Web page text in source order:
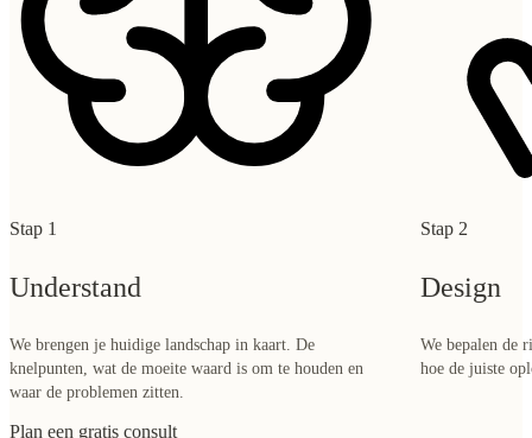
Stap 1
Understand
We brengen je huidige landschap in kaart. De
knelpunten, wat de moeite waard is om te houden en
waar de problemen zitten.
Stap 2
Design
We bepalen de
hoe de juiste
Plan een gratis consult